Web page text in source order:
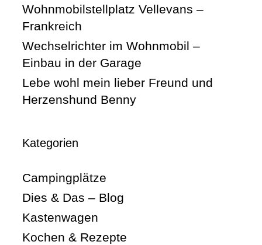
Wohnmobilstellplatz Vellevans –
Frankreich
Wechselrichter im Wohnmobil –
Einbau in der Garage
Lebe wohl mein lieber Freund und
Herzenshund Benny
Kategorien
Campingplätze
Dies & Das – Blog
Kastenwagen
Kochen & Rezepte